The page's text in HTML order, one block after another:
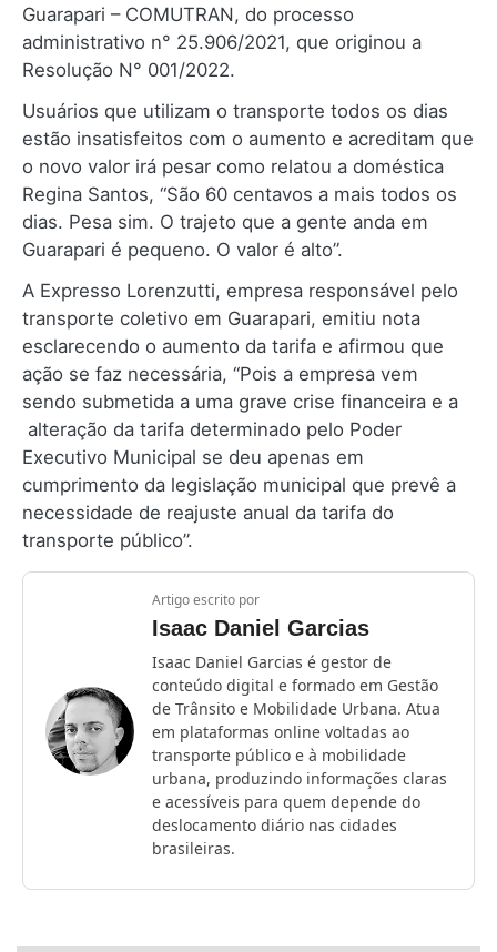
Guarapari – COMUTRAN, do processo
administrativo n° 25.906/2021, que originou a
Resolução N° 001/2022.
Usuários que utilizam o transporte todos os dias
estão insatisfeitos com o aumento e acreditam que
o novo valor irá pesar como relatou a doméstica
Regina Santos, “São 60 centavos a mais todos os
dias. Pesa sim. O trajeto que a gente anda em
Guarapari é pequeno. O valor é alto”.
A Expresso Lorenzutti, empresa responsável pelo
transporte coletivo em Guarapari, emitiu nota
esclarecendo o aumento da tarifa e afirmou que
ação se faz necessária, “Pois a empresa vem
sendo submetida a uma grave crise financeira e a
alteração da tarifa determinado pelo Poder
Executivo Municipal se deu apenas em
cumprimento da legislação municipal que prevê a
necessidade de reajuste anual da tarifa do
transporte público”.
Artigo escrito por
Isaac Daniel Garcias
Isaac Daniel Garcias é gestor de
conteúdo digital e formado em Gestão
de Trânsito e Mobilidade Urbana. Atua
em plataformas online voltadas ao
transporte público e à mobilidade
urbana, produzindo informações claras
e acessíveis para quem depende do
deslocamento diário nas cidades
brasileiras.